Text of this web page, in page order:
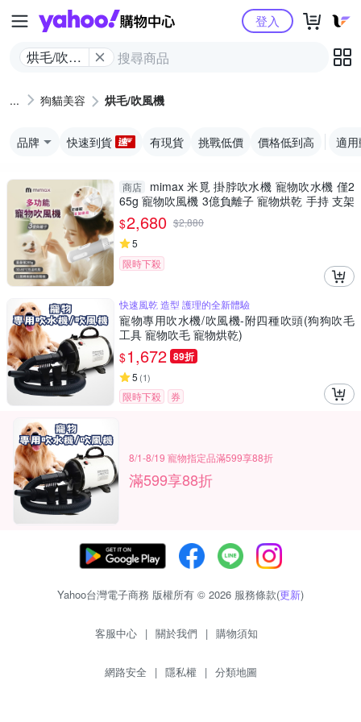
Yahoo購物中心
烘毛/吹風
登入
狗貓美容 烘毛/吹風機
品牌 快速到貨 有現貨 挑戰低價 價格低到高 適
商店
mimax 米覓 掛脖吹水機 寵物吹水機 僅2
65g 寵物吹風機 3億負離子 寵物烘乾 手持 支架
掛脖 多用
$2,680 $2,880
5
限時下殺
快速風乾 造型 護理的全新體驗
寵物專用吹水機/吹風機-附四種吹頭(狗狗吹毛
工具 寵物吹毛 寵物烘乾)
$1,672 89折
5 (1)
限時下殺 券
8/1-8/19 寵物指定品滿599享88折
滿599享88折
Yahoo台灣電子商務 版權所有 © 2026 服務條款(更新)
客服中心 | 關於我們 | 購物須知
網路安全 | 隱私權 | 分類地圖